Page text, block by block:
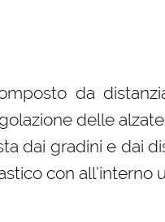
da
delle
dai gradini e dai
con